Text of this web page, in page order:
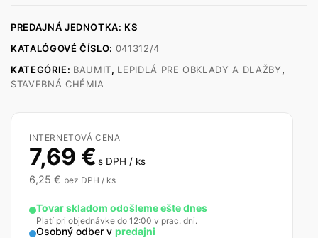
PREDAJNÁ JEDNOTKA: KS
KATALÓGOVÉ ČÍSLO: 041312/4
KATEGÓRIE: BAUMIT, LEPIDLÁ PRE OBKLADY A DLAŽBY,
STAVEBNÁ CHÉMIA
INTERNETOVÁ CENA
7,69 € s DPH / ks
6,25 € bez DPH / ks
Tovar skladom odošleme ešte dnes
Platí pri objednávke do 12:00 v prac. dni.
Osobný odber v predajni